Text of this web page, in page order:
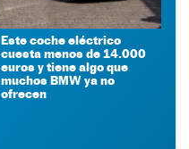
Este coche eléctrico
cuesta menos de 14.000
euros y tiene algo que
muchos BMW ya no
ofrecen